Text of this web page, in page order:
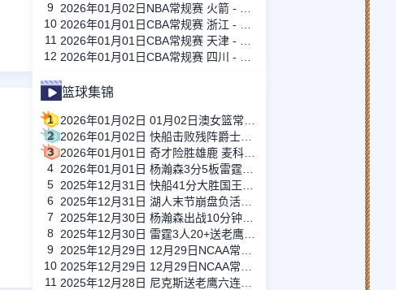
9
10
11
12
篮球集锦
1
2
3
4
5
6
7
8
9
10
11